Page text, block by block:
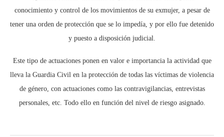
conocimiento y control de los movimientos de su exmujer, a pesar de
tener una orden de protección que se lo impedía, y por ello fue detenido
y puesto a disposición judicial.
Este tipo de actuaciones ponen en valor e importancia la actividad que
lleva la Guardia Civil en la protección de todas las víctimas de violencia
de género, con actuaciones como las contravigilancias, entrevistas
personales, etc. Todo ello en función del nivel de riesgo asignado.